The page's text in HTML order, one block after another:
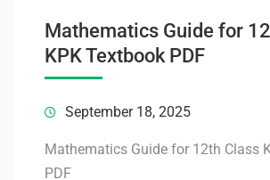
Mathematics Guide for
KPK Textbook PDF
September 18, 2025
Mathematics Guide for 12th Class
PDF